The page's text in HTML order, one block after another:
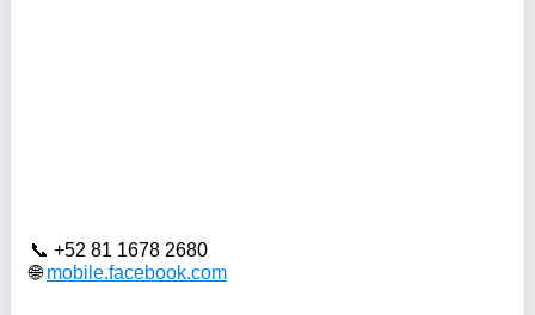
+52 81 1678 2680
mobile.facebook.com